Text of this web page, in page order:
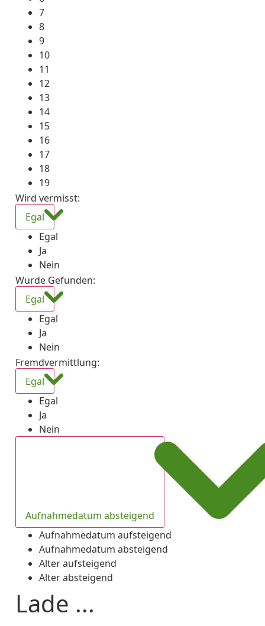
7
8
9
10
11
12
13
14
15
16
17
18
19
Wird vermisst:
Egal
Egal
Ja
Nein
Wurde Gefunden:
Egal
Egal
Ja
Nein
Fremdvermittlung:
Egal
Egal
Ja
Nein
Aufnahmedatum absteigend
Aufnahmedatum aufsteigend
Aufnahmedatum absteigend
Alter aufsteigend
Alter absteigend
Lade ...